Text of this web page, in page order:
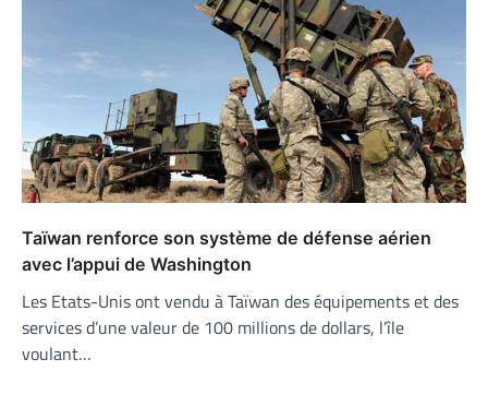
Taïwan renforce son système de défense aérien
avec l’appui de Washington
Les Etats-Unis ont vendu à Taïwan des équipements et des
services d’une valeur de 100 millions de dollars, l’île
voulant…